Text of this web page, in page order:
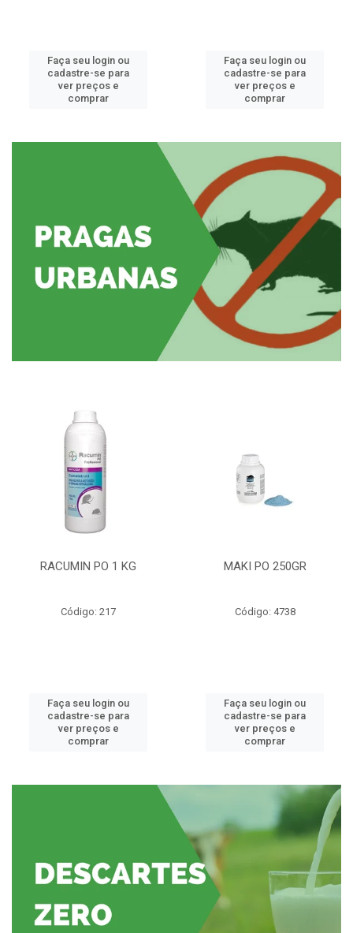
Faça seu login ou
cadastre-se para
ver preços e
comprar
Faça seu login ou
cadastre-se para
ver preços e
comprar
RACUMIN PO 1 KG
Código: 217
Faça seu login ou
cadastre-se para
ver preços e
comprar
MAKI PO 250GR
Código: 4738
Faça seu login ou
cadastre-se para
ver preços e
comprar